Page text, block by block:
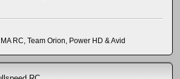
RC, Team Orion, Power HD & Avid